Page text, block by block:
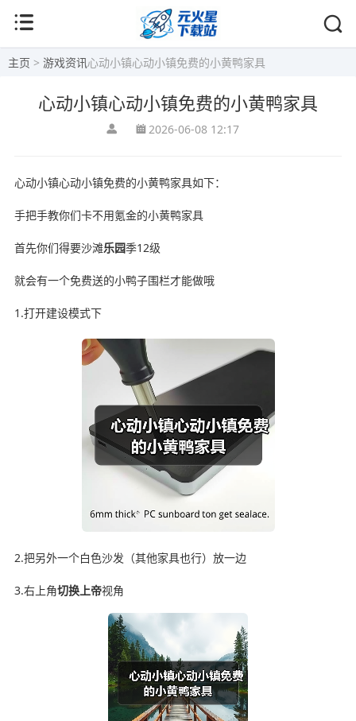
主页 > 游戏资讯心动小镇心动小镇免费的小黄鸭家具
心动小镇心动小镇免费的小黄鸭家具
2026-06-08 12:17
心动小镇心动小镇免费的小黄鸭家具如下：
手把手教你们卡不用氪金的小黄鸭家具
首先你们得要沙滩乐园季12级
就会有一个免费送的小鸭子围栏才能做哦
1.打开建设模式下
2.把另外一个白色沙发（其他家具也行）放一边
3.右上角切换上帝视角